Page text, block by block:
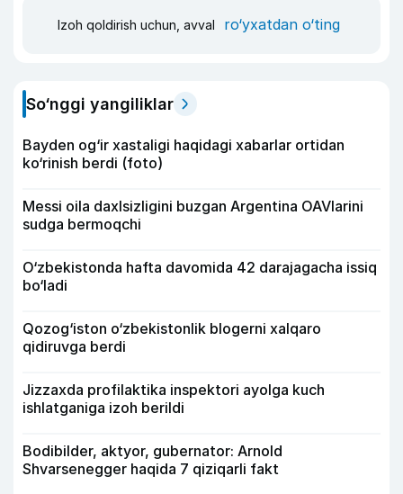
Izoh qoldirish uchun, avval ro‘yxatdan o‘ting
So‘nggi yangiliklar
Bayden og‘ir xastaligi haqidagi xabarlar ortidan
ko‘rinish berdi (foto)
Messi oila daxlsizligini buzgan Argentina OAVlarini
sudga bermoqchi
O‘zbekistonda hafta davomida 42 darajagacha issiq
bo‘ladi
Qozog‘iston o‘zbekistonlik blogerni xalqaro
qidiruvga berdi
Jizzaxda profilaktika inspektori ayolga kuch
ishlatganiga izoh berildi
Bodibilder, aktyor, gubernator: Arnold
Shvarsenegger haqida 7 qiziqarli fakt